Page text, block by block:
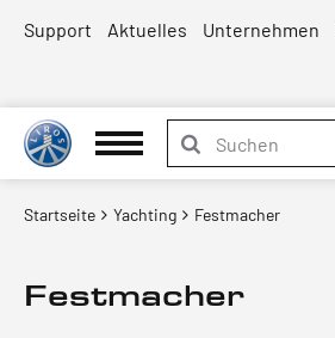
Support Aktuelles Unternehmen
Startseite Yachting Festmacher
Festmacher